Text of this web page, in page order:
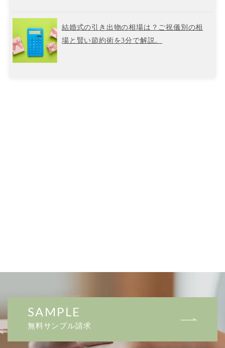
結婚式の引き出物の相場は？ご祝儀別の相
場と賢い節約術を3分で解説。
SAMPLE
無料サンプル請求